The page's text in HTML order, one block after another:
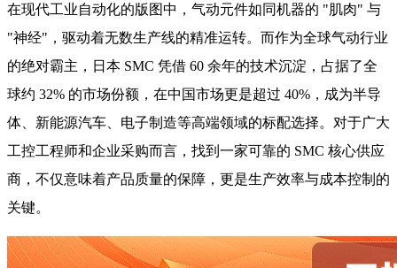
在现代工业自动化的版图中，气动元件如同机器的 "肌肉" 与
"神经"，驱动着无数生产线的精准运转。而作为全球气动行业
的绝对霸主，日本 SMC 凭借 60 余年的技术沉淀，占据了全
球约 32% 的市场份额，在中国市场更是超过 40%，成为半导
体、新能源汽车、电子制造等高端领域的标配选择。对于广大
工控工程师和企业采购而言，找到一家可靠的 SMC 核心供应
商，不仅意味着产品质量的保障，更是生产效率与成本控制的
关键。